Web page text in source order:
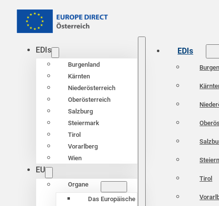
EDIs
Burgenland
Kärnten
Niederösterreich
Oberösterreich
Salzburg
Steiermark
Tirol
Vorarlberg
Wien
EU
Organe
Das Europäische
EDIs
Tirol